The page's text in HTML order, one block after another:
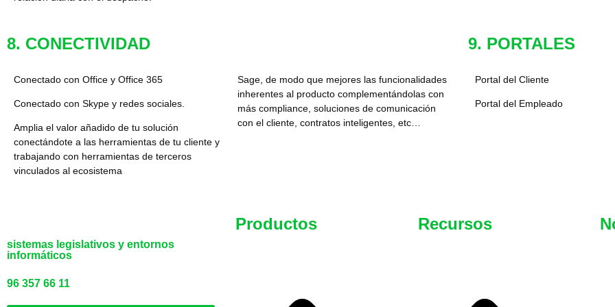
8. CONECTIVIDAD
Conectado con Office y Office 365
Conectado con Skype y redes sociales.
Amplia el valor añadido de tu solución
conectándote a las herramientas de tu cliente y
trabajando con herramientas de terceros
vinculados al ecosistema
Sage, de modo que mejores las funcionalidades
inherentes al producto complementándolas con
más compliance, soluciones de comunicación
con el cliente, contratos inteligentes, etc…
9. PORTALES
Portal del Cliente
Portal del Empleado
sistemas legislativos y entornos
informáticos
96 357 66 11
Productos Recursos